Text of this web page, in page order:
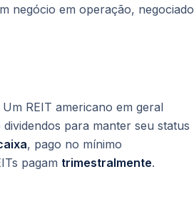
negócio em operação, negociado
REIT americano em geral
dividendos para manter seu status
, pago no mínimo
pagam trimestralmente.